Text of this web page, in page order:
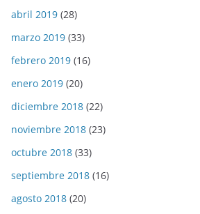
abril 2019 (28)
marzo 2019 (33)
febrero 2019 (16)
enero 2019 (20)
diciembre 2018 (22)
noviembre 2018 (23)
octubre 2018 (33)
septiembre 2018 (16)
agosto 2018 (20)